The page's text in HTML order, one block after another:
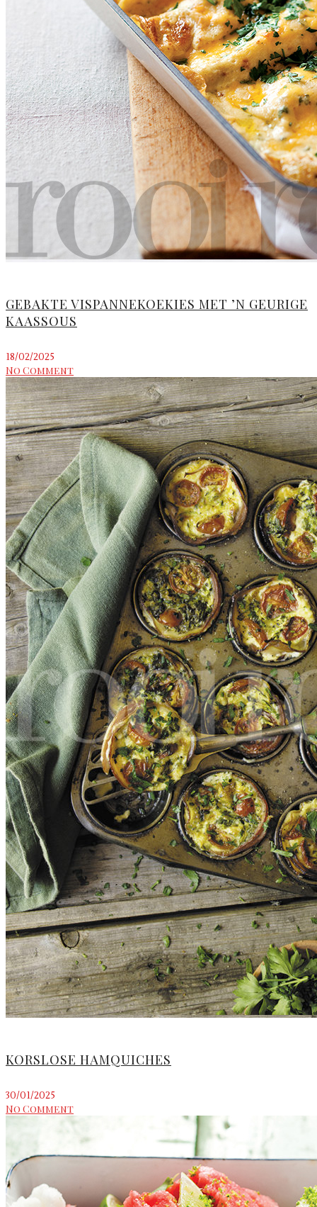
GEBAKTE VISPANNEKOEKIES MET ’N GEURIGE
KAASSOUS
18/02/2025
No Comment
KORSLOSE HAMQUICHES
30/01/2025
No Comment